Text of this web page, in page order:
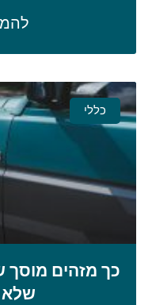
כללי
כך מזהים מוסך
שלא